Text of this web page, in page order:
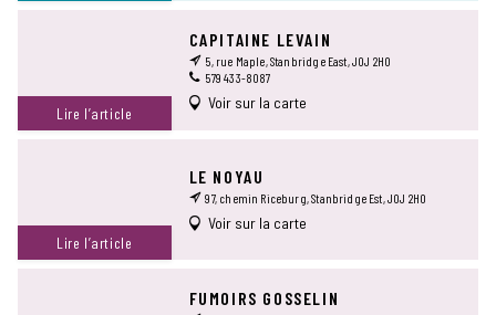
Lire l’article
CAPITAINE LEVAIN
5, rue Maple, Stanbridge East, J0J 2H0
579 433-8087
Voir sur la carte
Lire l’article
LE NOYAU
97, chemin Riceburg, Stanbridge Est, J0J 2H0
Voir sur la carte
FUMOIRS GOSSELIN